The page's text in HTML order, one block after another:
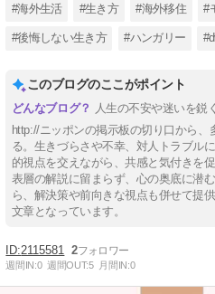
#海外生活 #生き方 #海外移住 #
#後悔しない生き方 #ハンガリー
このブログのここがポイント
人生の不安や迷いを鋭
http://ニッポンの掲示板の切り口から
る。生きづらさや不幸、対人トラブル
的視点を交えながら、共感と気付きを
表層の解説に留まらず、心の奥底に潜
ら、解決策や前向きな視点も併せて提
文章となっています。
2115581 2
週間IN:0 週間OUT:5 月間IN:0